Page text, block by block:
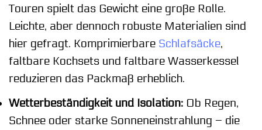
Touren spielt das Gewicht eine große Rolle.
Leichte, aber dennoch robuste Materialien sind
hier gefragt. Komprimierbare Schlafsäcke,
faltbare Kochsets und faltbare Wasserkessel
reduzieren das Packmaß erheblich.
Wetterbeständigkeit und Isolation: Ob Regen,
Schnee oder starke Sonneneinstrahlung – die